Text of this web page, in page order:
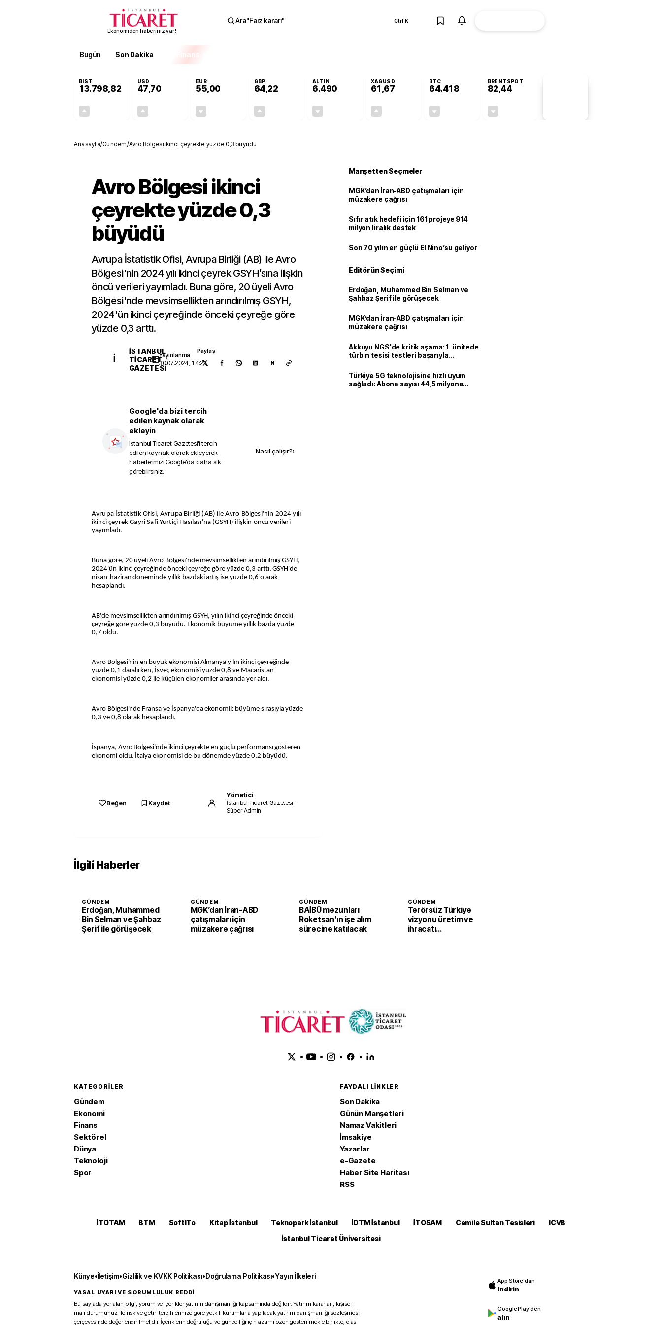
Ekonomiden haberiniz var!
Ara"Faiz kararı" Ctrl K
Bugün Son Dakika Finans
BIST
13.798,82
USD
47,70
EUR
55,00
GBP
64,22
ALTIN
6.490
XAGUSD
61,67
BTC
64.418
BRENTSPOT
82,44
Anasayfa/Gündem/Avro Bölgesi ikinci çeyrekte yüzde 0,3 büyüdü
Avro Bölgesi ikinci
çeyrekte yüzde 0,3
büyüdü
Avrupa İstatistik Ofisi, Avrupa Birliği (AB) ile Avro
Bölgesi'nin 2024 yılı ikinci çeyrek GSYH’sına ilişkin
öncü verileri yayımladı. Buna göre, 20 üyeli Avro
Bölgesi'nde mevsimsellikten arındırılmış GSYH,
2024'ün ikinci çeyreğinde önceki çeyreğe göre
yüzde 0,3 arttı.
İ
İSTANBUL
TICARET
GAZETESI
Yayınlanma
30.07.2024, 14:23
Paylaş
N
Google'da bizi tercih
edilen kaynak olarak
ekleyin
İstanbul Ticaret Gazetesi'i tercih
edilen kaynak olarak ekleyerek
haberlerimizi Google'da daha sık
görebilirsiniz.
Nasıl çalışır?›
Avrupa İstatistik Ofisi, Avrupa Birliği (AB) ile Avro Bölgesi'nin 2024 yılı
ikinci çeyrek Gayri Safi Yurtiçi Hasılası'na (GSYH) ilişkin öncü verileri
yayımladı.
Buna göre, 20 üyeli Avro Bölgesi'nde mevsimsellikten arındırılmış GSYH,
2024'ün ikinci çeyreğinde önceki çeyreğe göre yüzde 0,3 arttı. GSYH'de
nisan-haziran döneminde yıllık bazdaki artış ise yüzde 0,6 olarak
hesaplandı.
AB'de mevsimsellikten arındırılmış GSYH, yılın ikinci çeyreğinde önceki
çeyreğe göre yüzde 0,3 büyüdü. Ekonomik büyüme yıllık bazda yüzde
0,7 oldu.
Avro Bölgesi'nin en büyük ekonomisi Almanya yılın ikinci çeyreğinde
yüzde 0,1 daralırken, İsveç ekonomisi yüzde 0,8 ve Macaristan
ekonomisi yüzde 0,2 ile küçülen ekonomiler arasında yer aldı.
Avro Bölgesi'nde Fransa ve İspanya'da ekonomik büyüme sırasıyla yüzde
0,3 ve 0,8 olarak hesaplandı.
İspanya, Avro Bölgesi'nde ikinci çeyrekte en güçlü performansı gösteren
ekonomi oldu. İtalya ekonomisi de bu dönemde yüzde 0,2 büyüdü.
Beğen Kaydet
Yönetici
İstanbul Ticaret Gazetesi –
Süper Admin
Manşetten Seçmeler
MGK’dan İran-ABD çatışmaları için
müzakere çağrısı
Sıfır atık hedefi için 161 projeye 914
milyon liralık destek
Son 70 yılın en güçlü El Nino’su geliyor
Editörün Seçimi
Erdoğan, Muhammed Bin Selman ve
Şahbaz Şerif ile görüşecek
MGK’dan İran-ABD çatışmaları için
müzakere çağrısı
Akkuyu NGS'de kritik aşama: 1. ünitede
türbin tesisi testleri başarıyla
Türkiye 5G teknolojisine hızlı uyum
sağladı: Abone sayısı 44,5 milyona
İlgili Haberler
GÜNDEM
Erdoğan, Muhammed
Bin Selman ve Şahbaz
Şerif ile görüşecek
GÜNDEM
MGK’dan İran-ABD
çatışmaları için
müzakere çağrısı
GÜNDEM
BAİBÜ mezunları
Roketsan’ın işe alım
sürecine katılacak
GÜNDEM
Terörsüz Türkiye
vizyonu üretim ve
ihracatı
• • • •
KATEGORILER
Gündem
Ekonomi
Finans
Sektörel
Dünya
Teknoloji
Spor
FAYDALI LINKLER
Son Dakika
Günün Manşetleri
Namaz Vakitleri
İmsakiye
Yazarlar
e-Gazete
Haber Site Haritası
RSS
İTOTAM BTM SoftITo Kitap İstanbul Teknopark İstanbul İDTM İstanbul İTOSAM Cemile Sultan Tesisleri
ICVB
İstanbul Ticaret Üniversitesi
Künye•İletişim•Gizlilik ve KVKK Politikası•Doğrulama Politikası•Yayın İlkeleri
YASAL UYARI VE SORUMLULUK REDDİ
Bu sayfada yer alan bilgi, yorum ve içerikler yatırım danışmanlığı kapsamında değildir. Yatırım kararları, kişisel
mali durumunuz ile risk ve getiri tercihlerinize göre yetkili kurumlarla yapılacak yatırım danışmanlığı sözleşmesi
çerçevesinde değerlendirilmelidir. İçeriklerin doğruluğu ve güncelliği için azami özen gösterilmekle birlikte, olası
App Store'dan
indirin
Google Play'den
alın